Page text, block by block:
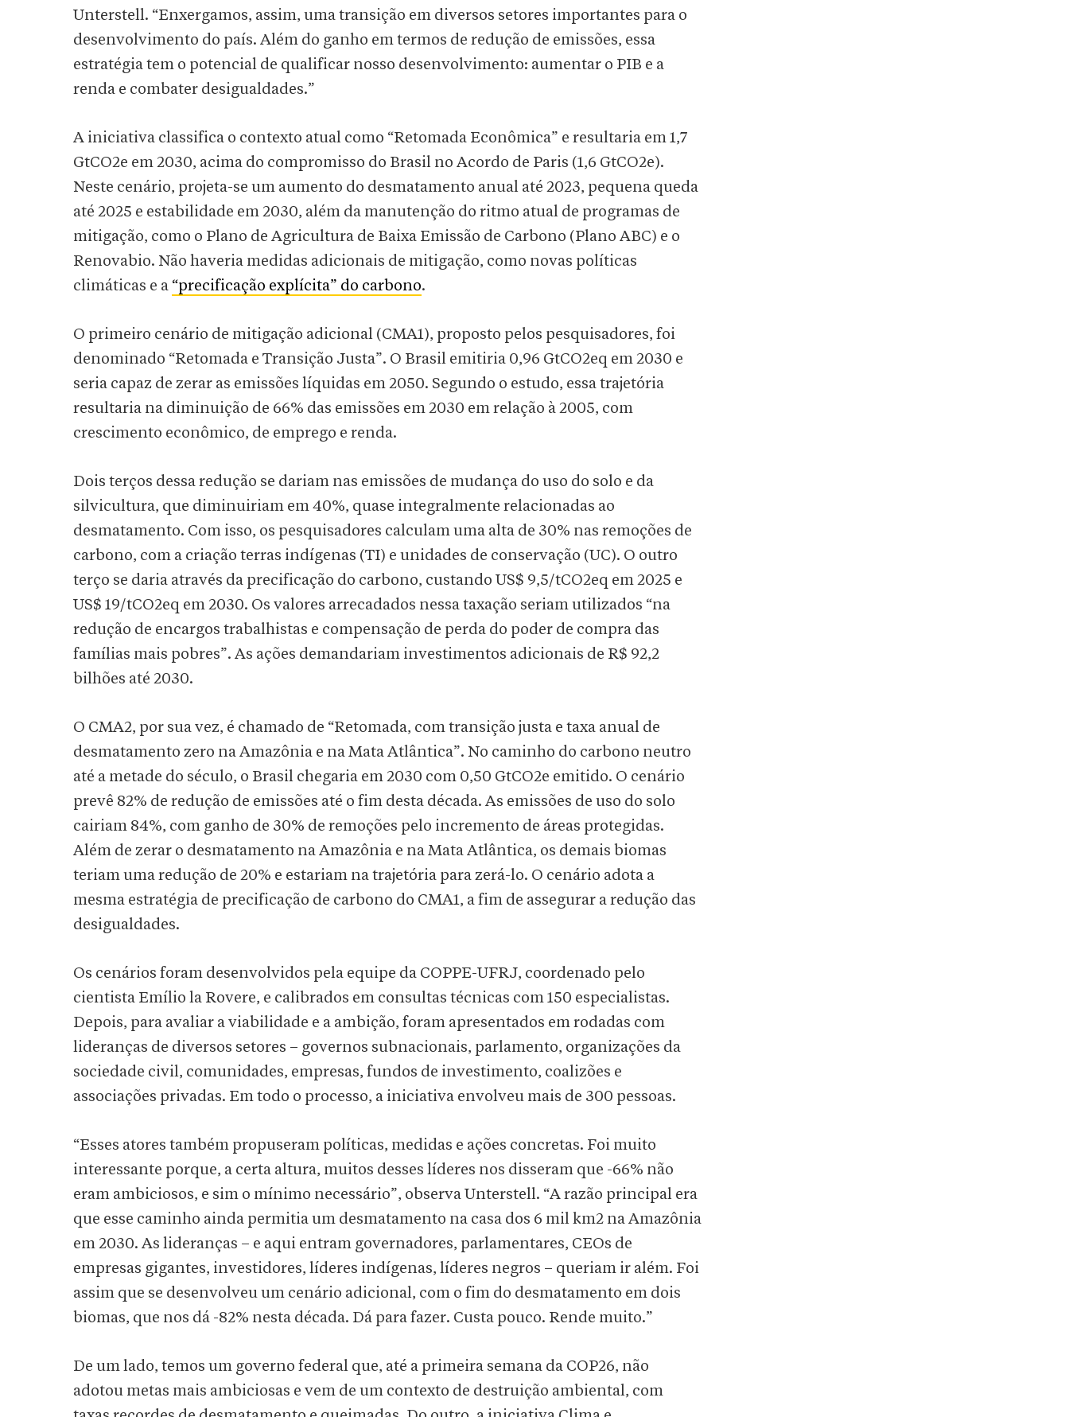
Unterstell. “Enxergamos, assim, uma transição em diversos setores importantes para o
desenvolvimento do país. Além do ganho em termos de redução de emissões, essa
estratégia tem o potencial de qualificar nosso desenvolvimento: aumentar o PIB e a
renda e combater desigualdades.”
A iniciativa classifica o contexto atual como “Retomada Econômica” e resultaria em 1,7
GtCO2e em 2030, acima do compromisso do Brasil no Acordo de Paris (1,6 GtCO2e).
Neste cenário, projeta-se um aumento do desmatamento anual até 2023, pequena queda
até 2025 e estabilidade em 2030, além da manutenção do ritmo atual de programas de
mitigação, como o Plano de Agricultura de Baixa Emissão de Carbono (Plano ABC) e o
Renovabio. Não haveria medidas adicionais de mitigação, como novas políticas
climáticas e a “precificação explícita” do carbono.
O primeiro cenário de mitigação adicional (CMA1), proposto pelos pesquisadores, foi
denominado “Retomada e Transição Justa”. O Brasil emitiria 0,96 GtCO2eq em 2030 e
seria capaz de zerar as emissões líquidas em 2050. Segundo o estudo, essa trajetória
resultaria na diminuição de 66% das emissões em 2030 em relação à 2005, com
crescimento econômico, de emprego e renda.
Dois terços dessa redução se dariam nas emissões de mudança do uso do solo e da
silvicultura, que diminuiriam em 40%, quase integralmente relacionadas ao
desmatamento. Com isso, os pesquisadores calculam uma alta de 30% nas remoções de
carbono, com a criação terras indígenas (TI) e unidades de conservação (UC). O outro
terço se daria através da precificação do carbono, custando US$ 9,5/tCO2eq em 2025 e
US$ 19/tCO2eq em 2030. Os valores arrecadados nessa taxação seriam utilizados “na
redução de encargos trabalhistas e compensação de perda do poder de compra das
famílias mais pobres”. As ações demandariam investimentos adicionais de R$ 92,2
bilhões até 2030.
O CMA2, por sua vez, é chamado de “Retomada, com transição justa e taxa anual de
desmatamento zero na Amazônia e na Mata Atlântica”. No caminho do carbono neutro
até a metade do século, o Brasil chegaria em 2030 com 0,50 GtCO2e emitido. O cenário
prevê 82% de redução de emissões até o fim desta década. As emissões de uso do solo
cairiam 84%, com ganho de 30% de remoções pelo incremento de áreas protegidas.
Além de zerar o desmatamento na Amazônia e na Mata Atlântica, os demais biomas
teriam uma redução de 20% e estariam na trajetória para zerá-lo. O cenário adota a
mesma estratégia de precificação de carbono do CMA1, a fim de assegurar a redução das
desigualdades.
Os cenários foram desenvolvidos pela equipe da COPPE-UFRJ, coordenado pelo
cientista Emílio la Rovere, e calibrados em consultas técnicas com 150 especialistas.
Depois, para avaliar a viabilidade e a ambição, foram apresentados em rodadas com
lideranças de diversos setores – governos subnacionais, parlamento, organizações da
sociedade civil, comunidades, empresas, fundos de investimento, coalizões e
associações privadas. Em todo o processo, a iniciativa envolveu mais de 300 pessoas.
“Esses atores também propuseram políticas, medidas e ações concretas. Foi muito
interessante porque, a certa altura, muitos desses líderes nos disseram que -66% não
eram ambiciosos, e sim o mínimo necessário”, observa Unterstell. “A razão principal era
que esse caminho ainda permitia um desmatamento na casa dos 6 mil km2 na Amazônia
em 2030. As lideranças – e aqui entram governadores, parlamentares, CEOs de
empresas gigantes, investidores, líderes indígenas, líderes negros – queriam ir além. Foi
assim que se desenvolveu um cenário adicional, com o fim do desmatamento em dois
biomas, que nos dá -82% nesta década. Dá para fazer. Custa pouco. Rende muito.”
De um lado, temos um governo federal que, até a primeira semana da COP26, não
adotou metas mais ambiciosas e vem de um contexto de destruição ambiental, com